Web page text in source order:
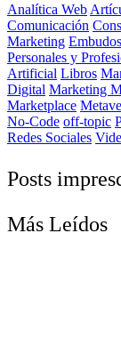
Analítica Web
Comunicación
Marketing
Personales y
Artificial Libros
Digital Marketing
Marketplace
No-Code off-topic
Redes Sociales
Posts
Más Leídos